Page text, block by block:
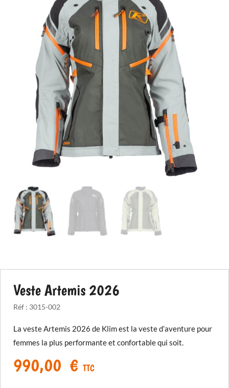
Veste Artemis 2026
Réf : 3015-002
La veste Artemis 2026 de Klim est la veste d’aventure pour
femmes la plus performante et confortable qui soit.
990,00 € TTC